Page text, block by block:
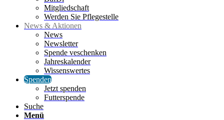
Mitgliedschaft
Werden Sie Pflegestelle
News & Aktionen
News
Newsletter
Spende veschenken
Jahreskalender
Wissenswertes
Spenden
Jetzt spenden
Futterspende
Suche
Menü